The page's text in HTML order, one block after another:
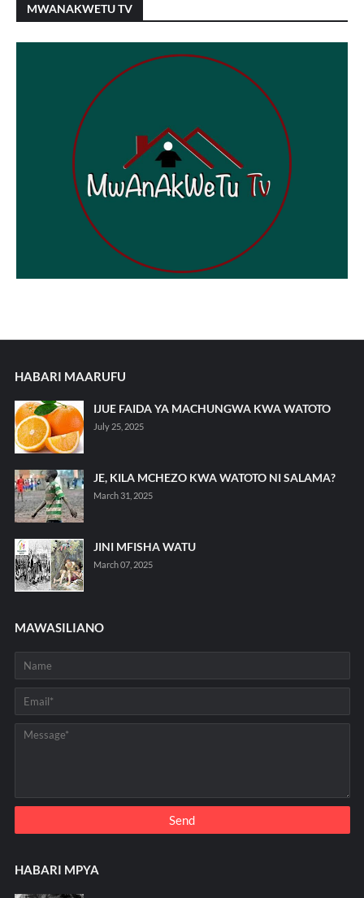
MWANAKWETU TV
HABARI MAARUFU
IJUE FAIDA YA MACHUNGWA KWA WATOTO
July 25, 2025
JE, KILA MCHEZO KWA WATOTO NI SALAMA?
March 31, 2025
JINI MFISHA WATU
March 07, 2025
MAWASILIANO
HABARI MPYA